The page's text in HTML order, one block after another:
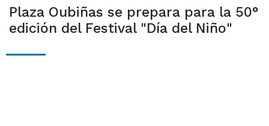
Plaza Oubiñas se prepara para la 50°
edición del Festival "Día del Niño"